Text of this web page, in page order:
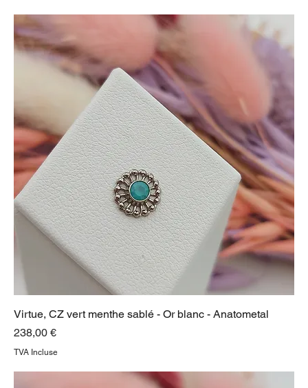
Virtue, CZ vert menthe sablé - Or blanc - Anatometal
Prix
238,00 €
TVA Incluse